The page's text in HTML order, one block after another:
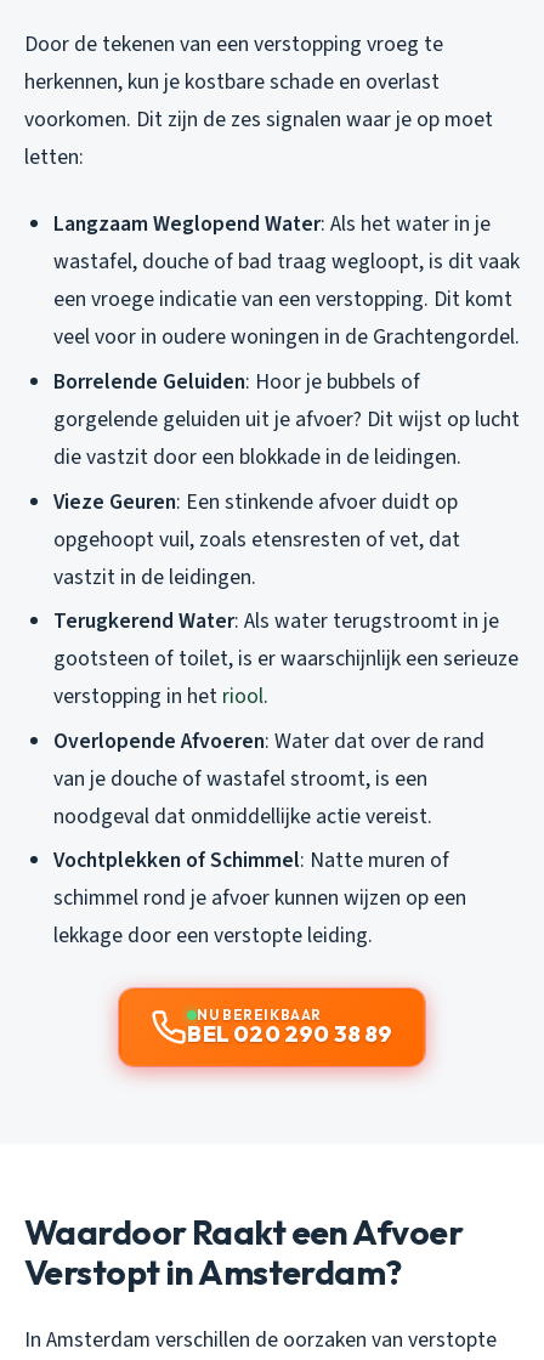
Door de tekenen van een verstopping vroeg te
herkennen, kun je kostbare schade en overlast
voorkomen. Dit zijn de zes signalen waar je op moet
letten:
Langzaam Weglopend Water: Als het water in je
wastafel, douche of bad traag wegloopt, is dit vaak
een vroege indicatie van een verstopping. Dit komt
veel voor in oudere woningen in de Grachtengordel.
Borrelende Geluiden: Hoor je bubbels of
gorgelende geluiden uit je afvoer? Dit wijst op lucht
die vastzit door een blokkade in de leidingen.
Vieze Geuren: Een stinkende afvoer duidt op
opgehoopt vuil, zoals etensresten of vet, dat
vastzit in de leidingen.
Terugkerend Water: Als water terugstroomt in je
gootsteen of toilet, is er waarschijnlijk een serieuze
verstopping in het riool.
Overlopende Afvoeren: Water dat over de rand
van je douche of wastafel stroomt, is een
noodgeval dat onmiddellijke actie vereist.
Vochtplekken of Schimmel: Natte muren of
schimmel rond je afvoer kunnen wijzen op een
lekkage door een verstopte leiding.
NU BEREIKBAAR
BEL 020 290 38 89
Waardoor Raakt een Afvoer
Verstopt in Amsterdam?
In Amsterdam verschillen de oorzaken van verstopte